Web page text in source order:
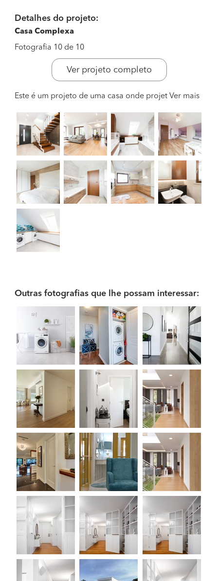
Detalhes do projeto:
Casa Complexa
Fotografia 10 de 10
Ver projeto completo
Este é um projeto de uma casa onde projet Ver mais
Outras fotografias que lhe possam interessar: